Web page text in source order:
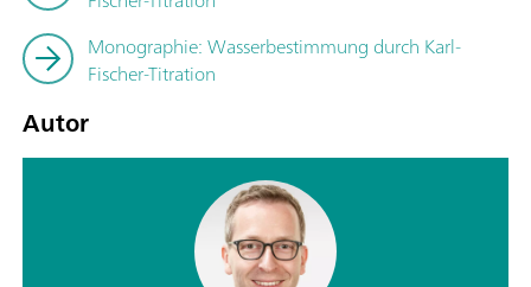
Monographie: Wasserbestimmung durch Karl-
Fischer-Titration
Autor